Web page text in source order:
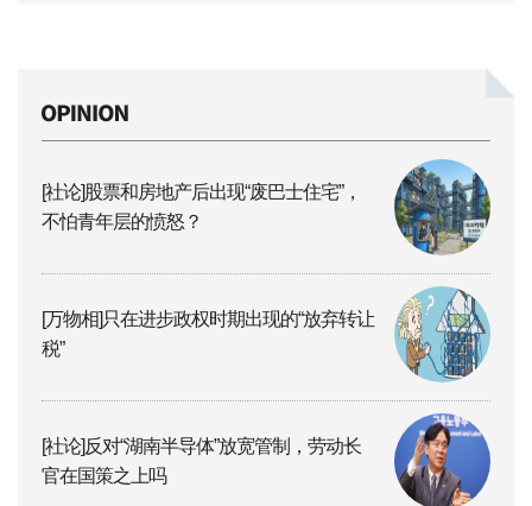
[社论]股票和房地产后出现“废巴士住宅”，
不怕青年层的愤怒？
[万物相]只在进步政权时期出现的“放弃转让
税”
[社论]反对“湖南半导体”放宽管制，劳动长
官在国策之上吗